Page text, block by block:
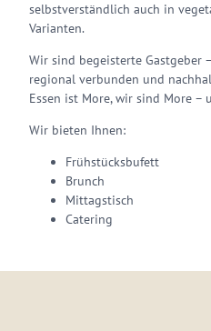
selbstverständlich auch in
Varianten.
Wir sind begeisterte Gastgeber
regional verbunden und
Essen ist More, wir sind More –
Wir bieten Ihnen:
Frühstücksbufett
Brunch
Mittagstisch
Catering